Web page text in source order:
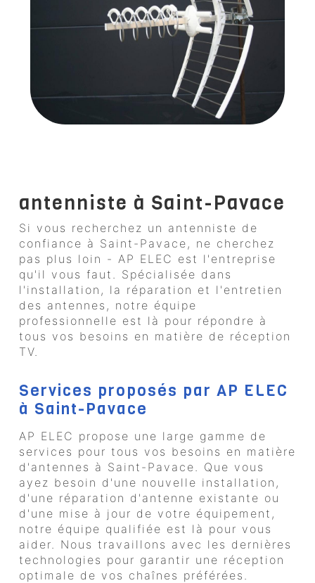
antenniste à Saint-Pavace
Si vous recherchez un antenniste de
confiance à Saint-Pavace, ne cherchez
pas plus loin - AP ELEC est l'entreprise
qu'il vous faut. Spécialisée dans
l'installation, la réparation et l'entretien
des antennes, notre équipe
professionnelle est là pour répondre à
tous vos besoins en matière de réception
TV.
Services proposés par AP ELEC
à Saint-Pavace
AP ELEC propose une large gamme de
services pour tous vos besoins en matière
d'antennes à Saint-Pavace. Que vous
ayez besoin d'une nouvelle installation,
d'une réparation d'antenne existante ou
d'une mise à jour de votre équipement,
notre équipe qualifiée est là pour vous
aider. Nous travaillons avec les dernières
technologies pour garantir une réception
optimale de vos chaînes préférées.